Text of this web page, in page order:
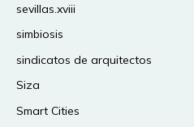
sevillas.xviii
simbiosis
sindicatos de arquitectos
Siza
Smart Cities